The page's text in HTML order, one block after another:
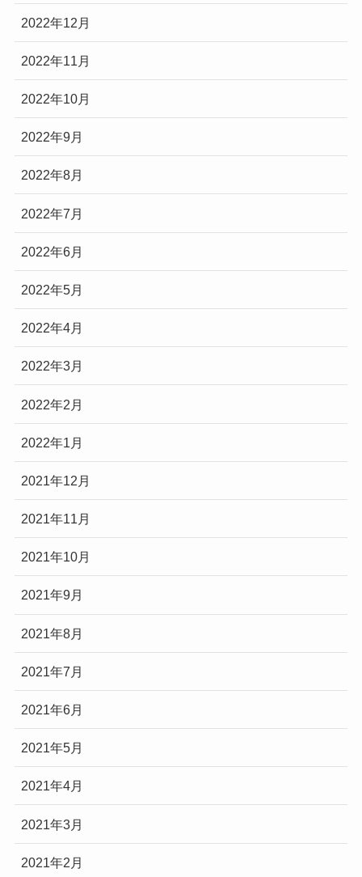
2022年12月
2022年11月
2022年10月
2022年9月
2022年8月
2022年7月
2022年6月
2022年5月
2022年4月
2022年3月
2022年2月
2022年1月
2021年12月
2021年11月
2021年10月
2021年9月
2021年8月
2021年7月
2021年6月
2021年5月
2021年4月
2021年3月
2021年2月